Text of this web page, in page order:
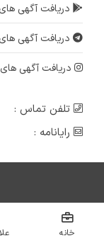
دریافت آگهی
دریافت آگهی
دریافت آگهی های
تلفن تماس :
رایانامه :
استخدام
خانه